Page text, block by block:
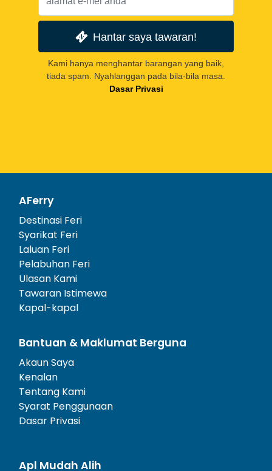
Hantar saya tawaran!
Kami hanya menghantar barangan yang baik,
tiada spam. Nyahlanggan pada bila-bila masa.
Dasar Privasi
AFerry
Destinasi Feri
Syarikat Feri
Laluan Feri
Pelabuhan Feri
Ulasan Kami
Tawaran Istimewa
Kapal-kapal
Bantuan & Maklumat Berguna
Akaun Saya
Kenalan
Tentang Kami
Syarat Penggunaan
Dasar Privasi
Apl Mudah Alih